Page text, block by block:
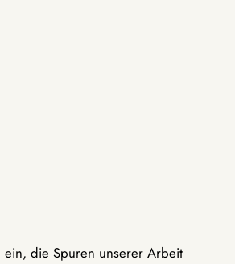
ein, die Spuren unserer Arbeit